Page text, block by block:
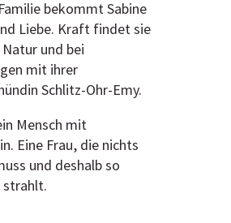
bekommt Sabine
Liebe. Kraft findet sie
und bei
mit ihrer
Schlitz-Ohr-Emy.
Mensch mit
Eine Frau, die nichts
und deshalb so
strahlt.